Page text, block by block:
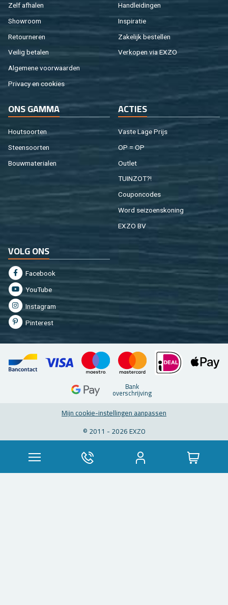
Zelf af­ha­len
Show­room
Re­tour­ne­ren
Vei­lig be­ta­len
Al­ge­me­ne voor­waar­den
Pri­va­cy en coo­kies
Hand­lei­din­gen
In­spi­ra­tie
Za­ke­lijk be­stel­len
Ver­ko­pen via EXZO
ONS GAMMA
Hout­soor­ten
Steen­soor­ten
Bouw­ma­te­ri­a­len
AC­TIES
Vaste Lage Prijs
OP = OP
Out­let
TUIN­ZOT?!
Cou­pon­co­des
Word sei­zoens­ko­ning
EXZO BV
VOLG ONS
Fa­cebook
You­Tu­be
In­st­agram
Pin­te­rest
Bank
over­schrij­ving
Mijn coo­kie-in­stel­lin­gen aan­pas­sen
© 2011 - 2026 EXZO